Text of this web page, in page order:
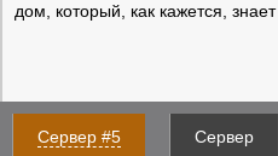
дом, который, как кажется,
Сервер #5 Сервер